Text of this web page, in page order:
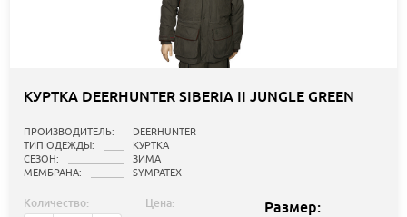
КУРТКА DEERHUNTER SIBERIA II JUNGLE GREEN
ПРОИЗВОДИТЕЛЬ:
DEERHUNTER
ТИП ОДЕЖДЫ:
КУРТКА
СЕЗОН:
ЗИМА
МЕМБРАНА:
SYMPATEX
Количество: Цена: Размер: